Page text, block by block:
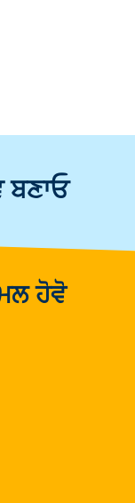
ਬਣਾਓ
ਹੋਵੋ